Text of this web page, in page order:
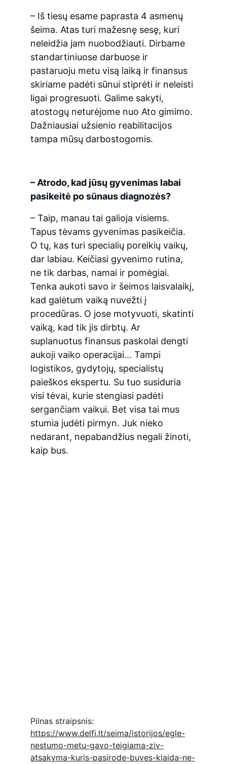
– Iš tiesų esame paprasta 4 asmenų
šeima. Atas turi mažesnę sesę, kuri
neleidžia jam nuobodžiauti. Dirbame
standartiniuose darbuose ir
pastaruoju metu visą laiką ir finansus
skiriame padėti sūnui stiprėti ir neleisti
ligai progresuoti. Galime sakyti,
atostogų neturėjome nuo Ato gimimo.
Dažniausiai užsienio reabilitacijos
tampa mūsų darbostogomis.
– Atrodo, kad jūsų gyvenimas labai
pasikeitė po sūnaus diagnozės?
– Taip, manau tai galioja visiems.
Tapus tėvams gyvenimas pasikeičia.
O tų, kas turi specialių poreikių vaikų,
dar labiau. Keičiasi gyvenimo rutina,
ne tik darbas, namai ir pomėgiai.
Tenka aukoti savo ir šeimos laisvalaikį,
kad galėtum vaiką nuvežti į
procedūras. O jose motyvuoti, skatinti
vaiką, kad tik jis dirbtų. Ar
suplanuotus finansus paskolai dengti
aukoji vaiko operacijai... Tampi
logistikos, gydytojų, specialistų
paieškos ekspertu. Su tuo susiduria
visi tėvai, kurie stengiasi padėti
sergančiam vaikui. Bet visa tai mus
stumia judėti pirmyn. Juk nieko
nedarant, nepabandžius negali žinoti,
kaip bus.
Pilnas straipsnis:
https://www.delfi.lt/seima/istorijos/egle-
nestumo-metu-gavo-teigiama-ziv-
atsakyma-kuris-pasirode-buves-klaida-ne-